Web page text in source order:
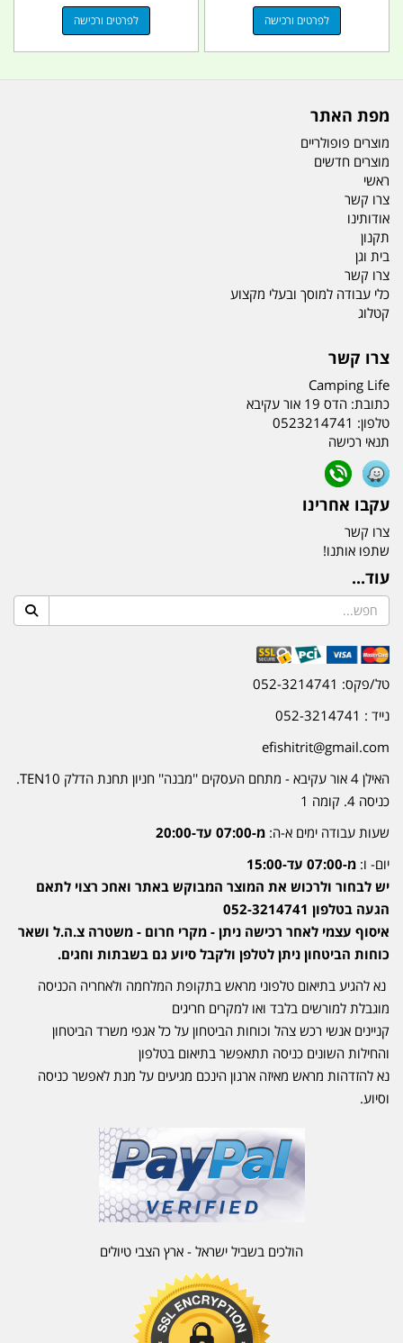
לפרטים ורכישה לפרטים ורכישה
מפת האתר
מוצרים פופולריים
מוצרים חדשים
ראשי
צרו קשר
אודותינו
תקנון
בית וגן
צרו קשר
כלי עבודה למוסך ובעלי מקצוע
קטלוג
צרו קשר
Camping Life
כתובת: הדס 19 אור עקיבא
טלפון: 0523214741
תנאי רכישה
עקבו אחרינו
צרו קשר
שתפו אותנו!
עוד...
טל/פקס: 052-3214741
נייד : 052-3214741
efishitrit@gmail.com
האילן 4 אור עקיבא - מתחם העסקים ''מבנה'' חניון תחנת הדלק TEN10.
כניסה 4. קומה 1
שעות עבודה ימים א-ה: מ-07:00 עד-20:00
יום- ו: מ-07:00 עד-15:00
יש לבחור ולרכוש את המוצר המבוקש באתר ואחכ רצוי לתאם
הגעה בטלפון 052-3214741
איסוף עצמי לאחר רכישה ניתן - מקרי חרום - משטרה צ.ה.ל ושאר
כוחות הביטחון ניתן לטלפן ולקבל סיוע גם בשבתות וחגים.
נא להגיע בתיאום טלפוני מראש בתקופת המלחמה ולאחריה הכניסה
מוגבלת למורשים בלבד ואו למקרים חריגים
קניינים אנשי רכש צהל וכוחות הביטחון על כל אגפי משרד הביטחון
והחילות השונים כניסה תתאפשר בתיאום בטלפון
נא להזדהות מראש מאיזה ארגון הינכם מגיעים על מנת לאפשר כניסה
וסיוע.
הולכים בשביל ישראל - ארץ הצבי טיולים